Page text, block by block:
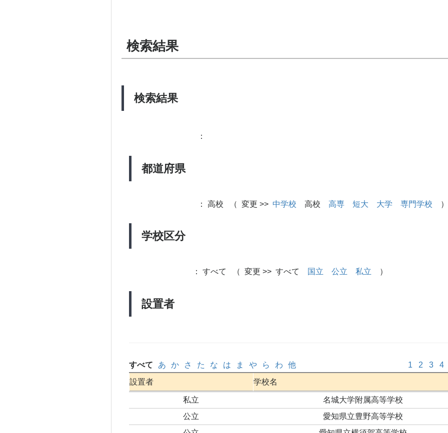
検索結果
検索結果
都道府県
：
学校区分
： 高校 （ 変更 >> 中学校 高校 高専 短大 大学 専門学校 ）
設置者
： すべて （ 変更 >> すべて 国立 公立 私立 ）
すべて あ か さ た な は ま や ら わ 他 1 2 3
4
設置者
学校名
私立
名城大学附属高等学校
公立
愛知県立豊野高等学校